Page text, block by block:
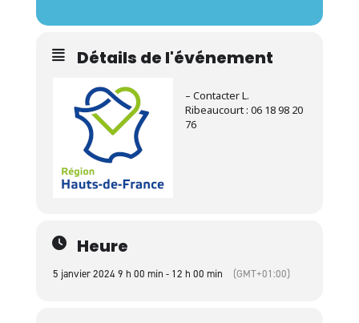
Détails de l'événement
– Contacter L.
Ribeaucourt : 06 18 98 20
76
Heure
5 janvier 2024 9 h 00 min - 12 h 00 min (GMT+01:00)